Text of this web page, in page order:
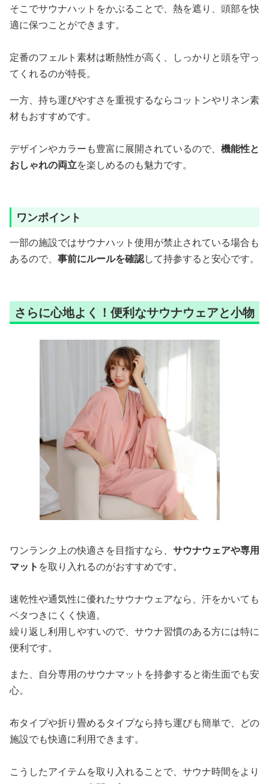
そこでサウナハットをかぶることで、熱を遮り、頭部を快
適に保つことができます。
定番のフェルト素材は断熱性が高く、しっかりと頭を守っ
てくれるのが特長。
一方、持ち運びやすさを重視するならコットンやリネン素
材もおすすめです。
デザインやカラーも豊富に展開されているので、 機能性と
おしゃれの両立を楽しめるのも魅力です。
ワンポイント
一部の施設ではサウナハット使用が禁止されている場合も
あるので、 事前にルールを確認して持参すると安心です。
さらに心地よく！便利なサウナウェアと小物
ワンランク上の快適さを目指すなら、 サウナウェアや専用
マット を取り入れるのがおすすめです。
速乾性や通気性に優れたサウナウェアなら、汗をかいても
ベタつきにくく快適。
繰り返し利用しやすいので、サウナ習慣のある方には特に
便利です。
また、自分専用のサウナマットを持参すると衛生面でも安
心。
布タイプや折り畳めるタイプなら持ち運びも簡単で、どの
施設でも快適に利用できます。
こうしたアイテムを取り入れることで、サウナ時間をより